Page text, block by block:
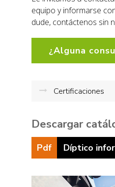
equipo y informarse
dude, contáctenos sin
¿Alguna
Certificaciones
Descargar
Pdf Díptico